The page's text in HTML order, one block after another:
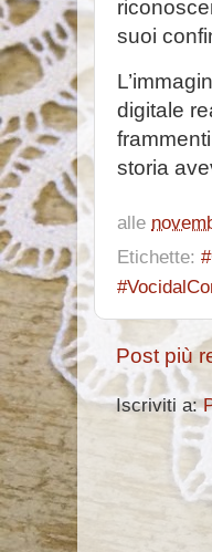
suoi
digitale
storia
alle
Etichette:
Post più
Iscriviti a: